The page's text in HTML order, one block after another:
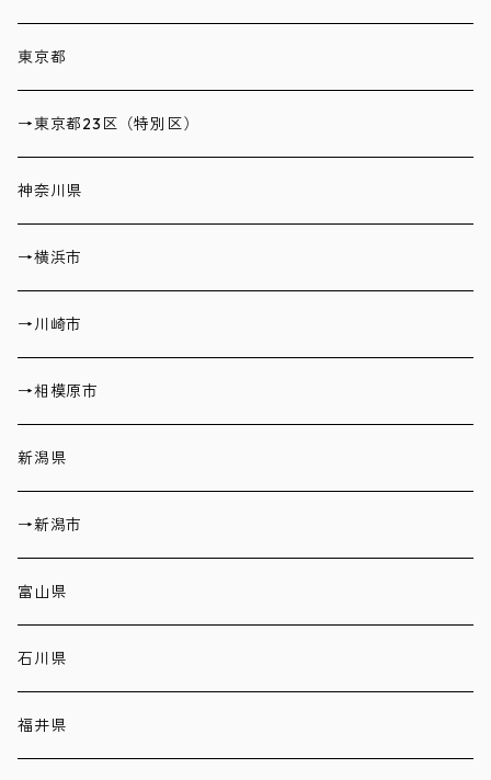
東京都
→東京都23区（特別区）
神奈川県
→横浜市
→川崎市
→相模原市
新潟県
→新潟市
富山県
石川県
福井県